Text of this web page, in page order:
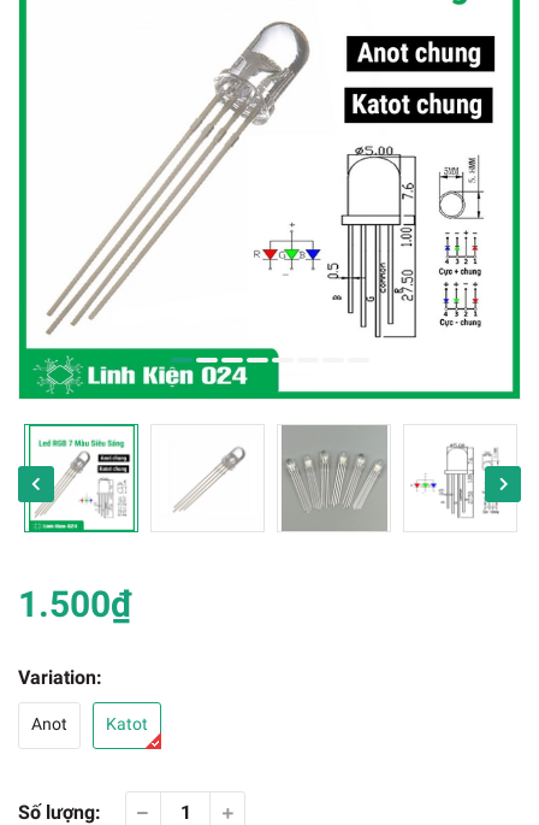
1.500₫
Variation:
Anot Katot
Số lượng: